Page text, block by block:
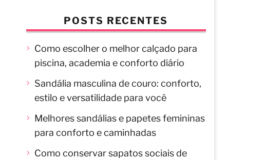
POSTS RECENTES
Como escolher o melhor calçado para
piscina, academia e conforto diário
Sandália masculina de couro: conforto,
estilo e versatilidade para você
Melhores sandálias e papetes femininas
para conforto e caminhadas
Como conservar sapatos sociais de